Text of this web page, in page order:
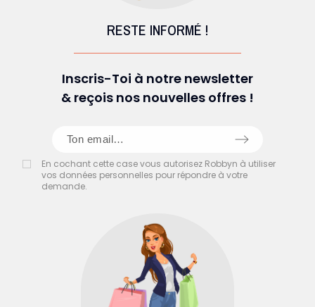
RESTE INFORMÉ !
Inscris-Toi à notre newsletter
& reçois nos nouvelles offres !
En cochant cette case vous autorisez Robbyn à utiliser
vos données personnelles pour répondre à votre
demande.